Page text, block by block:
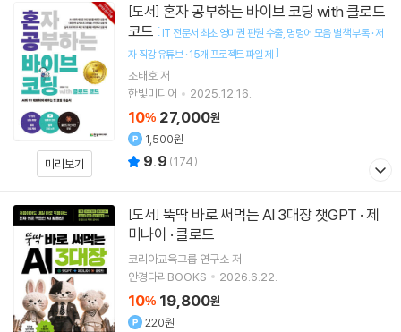
미리보기
[도서]
코드 [ IT 전문서 최초 영미권 판권 수출 명령어 모음 별책 부록 · 저
자 직강 유튜브 · 15개 프로젝트 파일 제 ]
조태호저
한빛미디어
2025.12.16.
10% 27,000원
1,500원
9.9 (174)
[도서]
미나이 · 클로드
코리아교육그룹 연구소 저
안경다리BOOKS
2026.6.22.
10% 19,800원
220원